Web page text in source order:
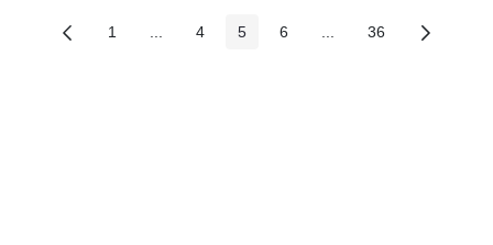
Các trang trên cổng
1 Các trang trung gian
Các trang trên cổng
4 Các trang trên cổng
5 Các trang trên cổng
6 Các trang trung gian
Các trang trên
36